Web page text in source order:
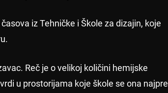
iz Tehničke i Škole za dizajin, koje
Reč je o velikoj količini hemijske
u prostorijama koje škole se ona najpre